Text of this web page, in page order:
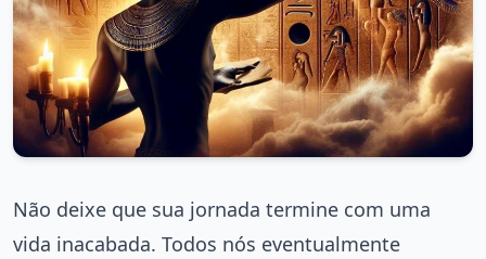
Não deixe que sua jornada termine com uma
vida inacabada. Todos nós eventualmente